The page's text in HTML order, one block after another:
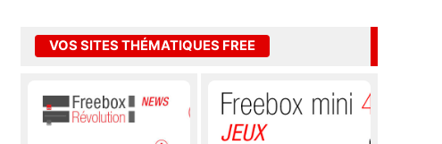
VOS SITES THÉMATIQUES FREE